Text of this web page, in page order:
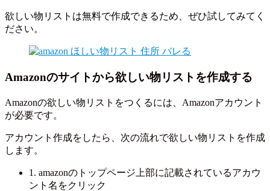
欲しい物リストは無料で作成できるため、ぜひ試してみてく
ださい。
Amazonのサイトから欲しい物リストを作成する
Amazonの欲しい物リストをつくるには、Amazonアカウント
が必要です。
アカウント作成をしたら、次の流れで欲しい物リストを作成
します。
1. amazonのトップページ上部に記載されているアカウ
ント名をクリック